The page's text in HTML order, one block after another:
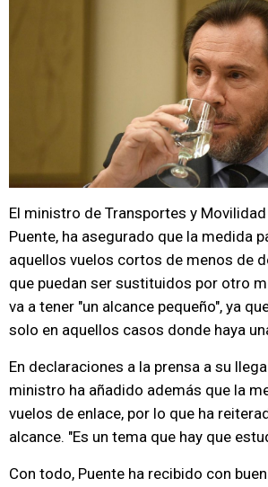
El ministro de Transportes y
Puente, ha asegurado que la medida
aquellos vuelos cortos de menos de
que puedan ser sustituidos por otro
va a tener "un alcance pequeño", ya
solo en aquellos casos donde haya
En declaraciones a la prensa a su
ministro ha añadido además que la
vuelos de enlace, por lo que ha
alcance. "Es un tema que hay que
Con todo, Puente ha recibido con